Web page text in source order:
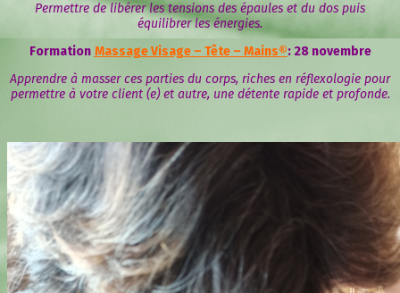
Permettre de libérer les tensions des épaules et du dos puis
équilibrer les énergies.
Formation Massage Visage – Tête – Mains®: 28 novembre
Apprendre à masser ces parties du corps, riches en réflexologie pour
permettre à votre client (e) et autre, une détente rapide et profonde.